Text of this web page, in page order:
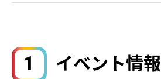
1 イベント情報